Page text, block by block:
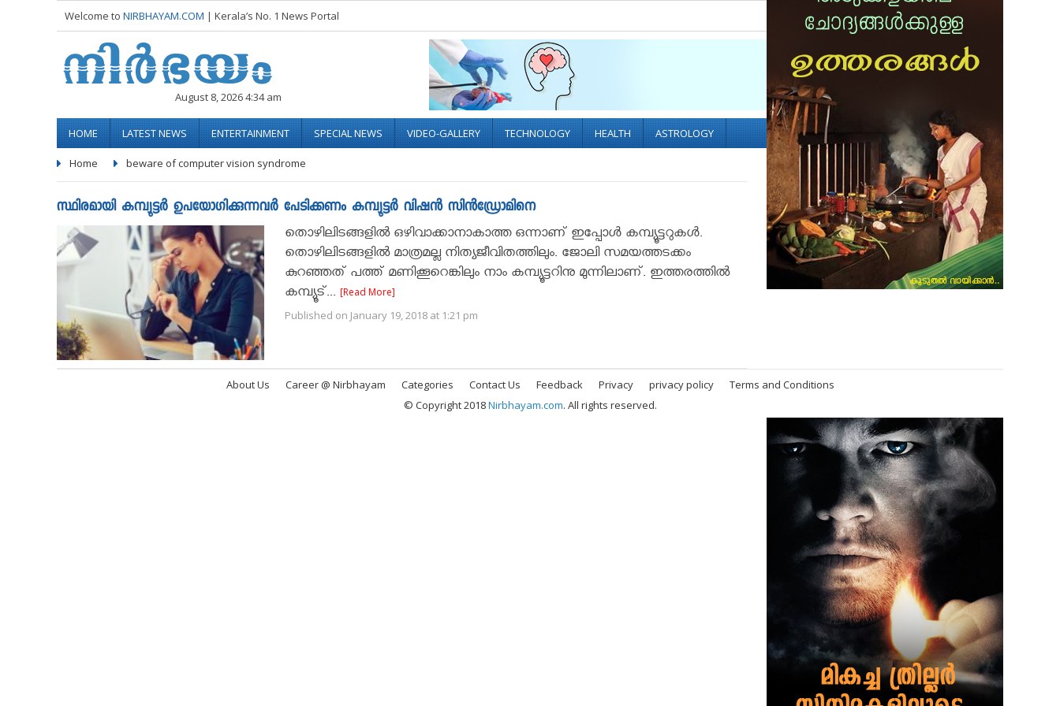
Welcome to NIRBHAYAM.COM | Kerala’s No. 1 News Portal Socialize with us
August 8, 2026 4:34 am
HOME LATEST NEWS ENTERTAINMENT SPECIAL NEWS VIDEO-GALLERY TECHNOLOGY HEALTH ASTROLOGY
Home beware of computer vision syndrome
സ്ഥിരമായി കമ്പ്യൂട്ടര്‍ ഉപയോഗിക്കുന്നവര്‍ പേടിക്കണം കമ്പ്യൂട്ടര്‍ വിഷന്‍ സിന്‍ഡ്രോമിനെ
തൊഴിലിടങ്ങളില്‍ ഒഴിവാക്കാനാകാത്ത ഒന്നാണ് ഇപ്പോള്‍ കമ്പ്യൂട്ടറുകള്‍.
തൊഴിലിടങ്ങളില്‍ മാത്രമല്ല നിത്യജീവിതത്തിലും. ജോലി സമയത്തടക്കം
കുറഞ്ഞത് പത്ത് മണിക്കൂറെങ്കിലും നാം കമ്പ്യൂട്ടറിനു മുന്നിലാണ്. ഇത്തരത്തില്‍
കമ്പ്യൂട്... [Read More]
Published on January 19, 2018 at 1:21 pm
About Us Career @ Nirbhayam Categories Contact Us Feedback Privacy privacy policy
Terms and Conditions
© Copyright 2018Nirbhayam.com. All rights reserved.